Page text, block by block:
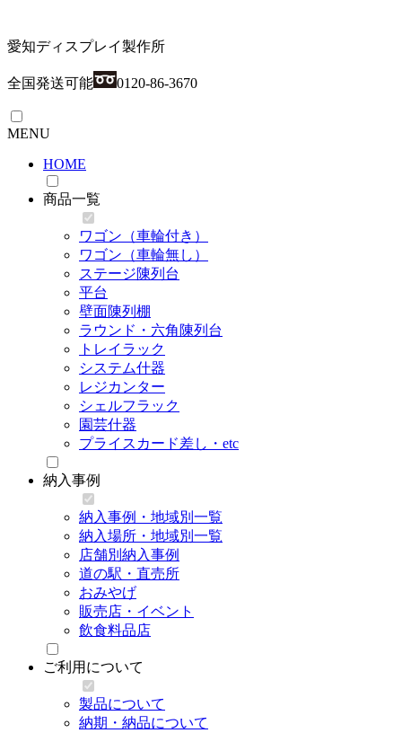
愛知ディスプレイ製作所
全国発送可能 0120-86-3670
MENU
HOME
商品一覧
ワゴン（車輪付き）
ワゴン（車輪無し）
ステージ陳列台
平台
壁面陳列棚
ラウンド・六角陳列台
トレイラック
システム什器
レジカンター
シェルフラック
園芸什器
プライスカード差し・etc
納入事例
納入事例・地域別一覧
納入場所・地域別一覧
店舗別納入事例
道の駅・直売所
おみやげ
販売店・イベント
飲食料品店
ご利用について
製品について
納期・納品について